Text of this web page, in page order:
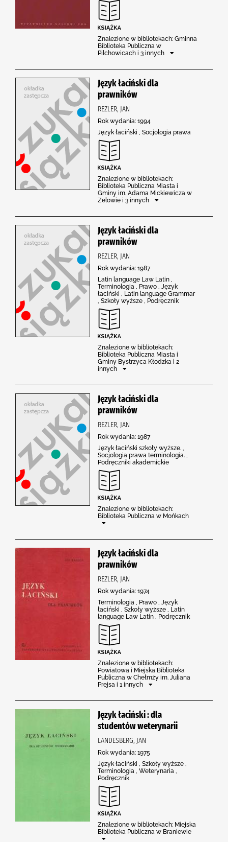
Znalezione w bibliotekach: Gminna
Biblioteka Publiczna w
Pilchowicach i 3 innych
Język łaciński dla
prawników
REZLER, JAN
Rok wydania: 1994
Język łaciński , Socjologia prawa
Znalezione w bibliotekach:
Biblioteka Publiczna Miasta i
Gminy im. Adama Mickiewicza w
Zelowie i 3 innych
Język łaciński dla
prawników
REZLER, JAN
Rok wydania: 1987
Latin language Law Latin ,
Terminologia , Prawo , Język
łaciński , Latin language Grammar
, Szkoły wyższe , Podręcznik
Znalezione w bibliotekach:
Biblioteka Publiczna Miasta i
Gminy Bystrzyca Kłodzka i 2
innych
Język łaciński dla
prawników
REZLER, JAN
Rok wydania: 1987
Język łaciński szkoły wyższe. ,
Socjologia prawa terminologia. ,
Podręczniki akademickie
Znalezione w bibliotekach:
Biblioteka Publiczna w Mońkach
Język łaciński dla
prawników
REZLER, JAN
Rok wydania: 1974
Terminologia , Prawo , Język
łaciński , Szkoły wyższe , Latin
language Law Latin , Podręcznik
Znalezione w bibliotekach:
Powiatowa i Miejska Biblioteka
Publiczna w Chełmży im. Juliana
Prejsa i 1 innych
Język łaciński : dla
studentów weterynarii
LANDESBERG, JAN
Rok wydania: 1975
Język łaciński , Szkoły wyższe ,
Terminologia , Weterynaria ,
Podręcznik
Znalezione w bibliotekach: Miejska
Biblioteka Publiczna w Braniewie